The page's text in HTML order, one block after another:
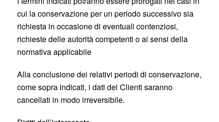
cui la conservazione per un periodo successivo sia
richiesta in occasione di eventuali contenziosi,
richieste delle autorità competenti o ai sensi della
normativa applicabile
Alla conclusione dei relativi periodi di conservazione,
come sopra indicati, i dati dei Clienti saranno
cancellati in modo irreversibile.